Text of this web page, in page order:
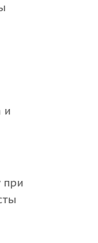
и
при